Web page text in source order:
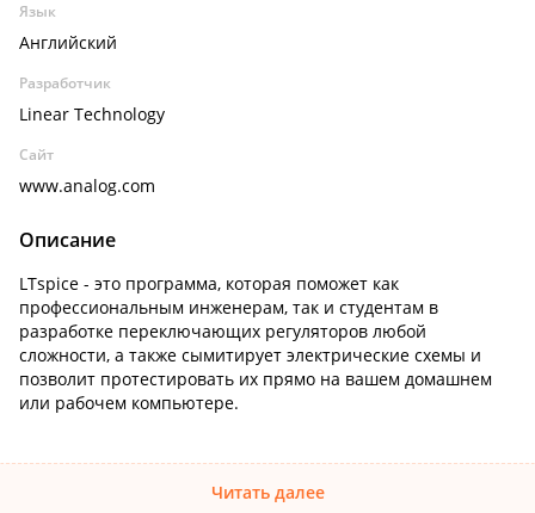
Язык
Английский
Разработчик
Linear Technology
Сайт
www.analog.com
Описание
LTspice - это программа, которая поможет как
профессиональным инженерам, так и студентам в
разработке переключающих регуляторов любой
сложности, а также сымитирует электрические схемы и
позволит протестировать их прямо на вашем домашнем
или рабочем компьютере.
Читать далее